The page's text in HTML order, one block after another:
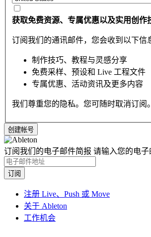
获取免费资源、专属优惠以及实用创作
订阅我们的通讯邮件，您会收到以下信
制作技巧、教程与灵感分享
免费采样、预设和 Live 工程文件
专属优惠、活动资讯及更多内容
我们尊重您的隐私。您可随时取消订阅
订阅我们的电子邮件简报 请输入您的电子
注册 Live、Push 或 Move
关于 Ableton
工作机会